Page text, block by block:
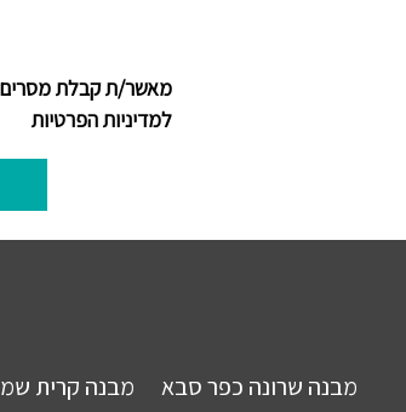
מאשר/ת קבלת מסרים
למדיניות הפרטיות
מבנה שרונה כפר סבא מבנה קרית